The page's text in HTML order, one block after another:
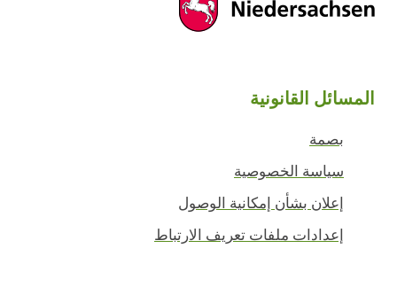
المسائل القانونية
بصمة
سياسة الخصوصية
إعلان بشأن إمكانية الوصول
إعدادات ملفات تعريف الارتباط